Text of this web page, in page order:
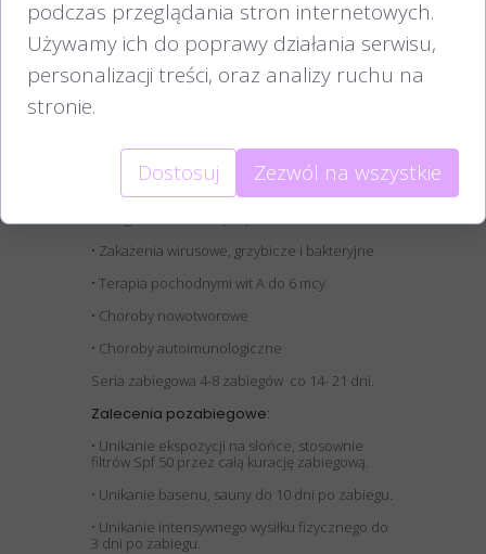
• Redukcja rozszerzonych porów
• Poprawa kolorytu, wygładzenie skóry
• Zwiększenie nawilżenia skóry
Huminowym:
• Ciąża i laktacja
• Aktywnie stany zapalne, infekcje
• Zakażenia wirusowe, grzybicze i bakteryjne
• Terapia pochodnymi wit A do 6 mcy
• Choroby nowotworowe
• Choroby autoimunologiczne
Seria zabiegowa 4-8 zabiegów co 14- 21 dni.
Zalecenia pozabiegowe:
• Unikanie ekspozycji na słońce, stosownie
filtrów Spf 50 przez całą kurację zabiegową.
• Unikanie basenu, sauny do 10 dni po zabiegu.
• Unikanie intensywnego wysiłku fizycznego do
3 dni po zabiegu.
podczas przeglądania stron internetowych.
Używamy ich do poprawy działania serwisu,
personalizacji treści, oraz analizy ruchu na
stronie.
Dostosuj Zezwól na wszystkie